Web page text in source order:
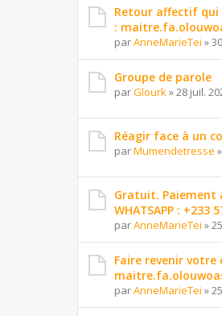
Retour affectif qui
:
parAnneMarieTei »
Groupe de parole
parGlourk »28 juil.
Réagir face à un
parMumendetresse »
Gratuit. Paiement
WHATSAPP : +233
parAnneMarieTei »
Faire revenir
parAnneMarieTei »